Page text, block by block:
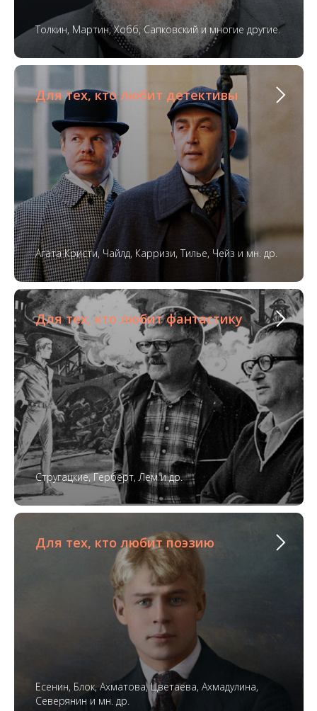
Толкин, Мартин, Хобб, Сапковский и многие другие.
Для тех, кто любит детективы
Агата Кристи, Чайлд, Карризи, Тилье, Чейз и мн. др.
Для тех, кто любит фантастику
Стругацкие, Герберт, Лем и др.
Для тех, кто любит поэзию
Есенин, Блок, Ахматова, Цветаева, Ахмадулина,
Северянин и мн. др.